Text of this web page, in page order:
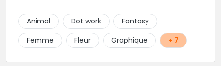
spécialité.
Animal Dot work
Fantasy
Femme
Fleur Graphique + 7